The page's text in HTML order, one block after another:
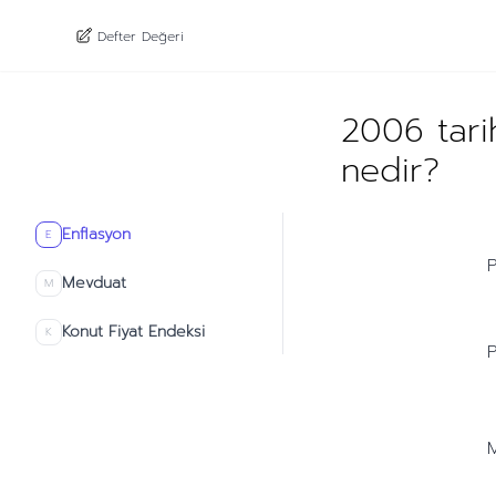
E Enflasyon
M Mevduat
K Konut Fiyat Endeksi
Defter Değeri
2006
nedir?